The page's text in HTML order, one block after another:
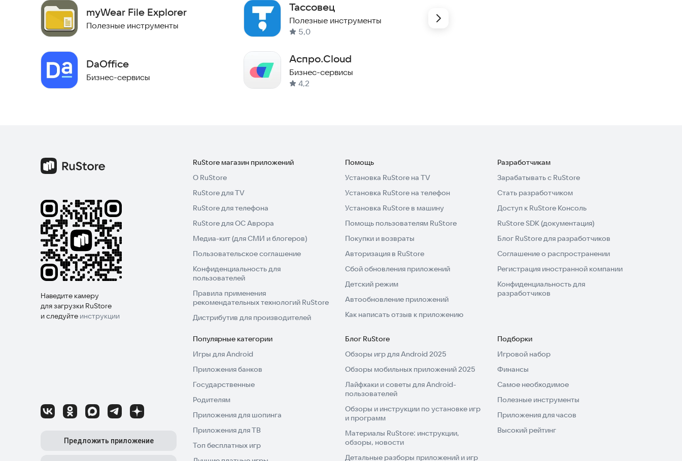
myWear File Explorer
Полезные инструменты
DaOffice
Бизнес-сервисы
Тассовец
Полезные инструменты
5,0
Аспро.Cloud
Бизнес-сервисы
4,2
Наведите камеру
для загрузки RuStore
и следуйте инструкции
Предложить приложение
RuStore магазин приложений
О RuStore
RuStore для TV
RuStore для телефона
RuStore для ОС Аврора
Медиа-кит (для СМИ и блогеров)
Пользовательское соглашение
Конфиденциальность для
пользователей
Правила применения
рекомендательных технологий RuStore
Дистрибутив для производителей
Помощь
Установка RuStore на TV
Установка RuStore на телефон
Установка RuStore в машину
Помощь пользователям RuStore
Покупки и возвраты
Авторизация в RuStore
Сбой обновления приложений
Детский режим
Автообновление приложений
Как написать отзыв к приложению
Разработчикам
Зарабатывать с RuStore
Стать разработчиком
Доступ к RuStore Консоль
RuStore SDK (документация)
Блог RuStore для разработчиков
Соглашение о распространении
Регистрация иностранной компании
Конфиденциальность для
разработчиков
Популярные категории
Игры для Android
Приложения банков
Государственные
Родителям
Приложения для шопинга
Приложения для ТВ
Топ бесплатных игр
Блог RuStore
Обзоры игр для Android 2025
Обзоры мобильных приложений 2025
Лайфхаки и советы для Android-
пользователей
Обзоры и инструкции по установке игр
и программ
Материалы RuStore: инструкции,
обзоры, новости
Детальные разборы приложений и игр
Подборки
Игровой набор
Финансы
Самое необходимое
Полезные инструменты
Приложения для часов
Высокий рейтинг